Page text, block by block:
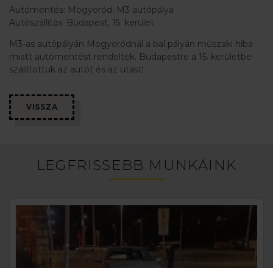
Autómentés: Mogyoród, M3 autópálya
Autószállítás: Budapest, 15. kerület
M3-as autópályán Mogyoródnál a bal pályán műszaki hiba
miatt autómentést rendeltek. Budapestre a 15. kerületbe
szállítottuk az autót és az utast!
VISSZA
LEGFRISSEBB MUNKÁINK